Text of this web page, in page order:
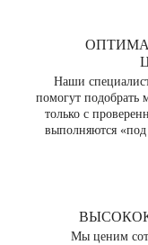
Наши
помогут
только с
выполняются «под
Мы ценим